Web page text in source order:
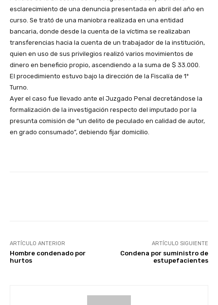
esclarecimiento de una denuncia presentada en abril del año en
curso. Se trató de una maniobra realizada en una entidad
bancaria, donde desde la cuenta de la víctima se realizaban
transferencias hacia la cuenta de un trabajador de la institución,
quien en uso de sus privilegios realizó varios movimientos de
dinero en beneficio propio, ascendiendo a la suma de $ 33.000.
El procedimiento estuvo bajo la dirección de la Fiscalía de 1º
Turno.
Ayer el caso fue llevado ante el Juzgado Penal decretándose la
formalización de la investigación respecto del imputado por la
presunta comisión de “un delito de peculado en calidad de autor,
en grado consumado”, debiendo fijar domicilio.
ARTÍCULO ANTERIOR
Hombre condenado por
hurtos
ARTÍCULO SIGUIENTE
Condena por suministro de
estupefacientes